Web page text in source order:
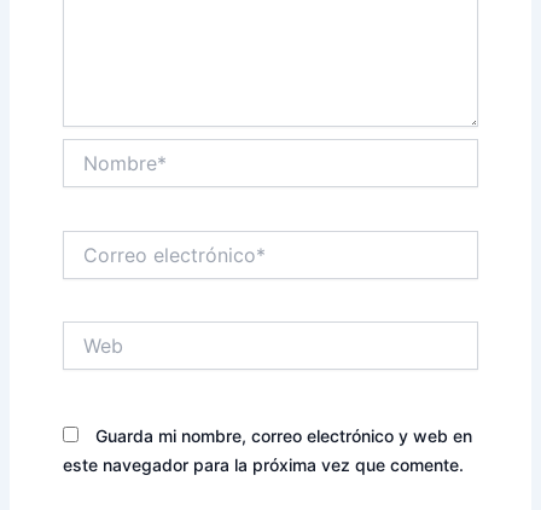
electrónico*
Guarda mi nombre, correo electrónico y web en
este navegador para la próxima vez que comente.